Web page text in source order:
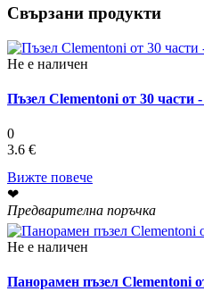
Свързани продукти
Не е наличен
Пъзел Clementoni от 30
0
3.6 €
Вижте повече
❤
Предварителна поръчка
Не е наличен
Панорамен пъзел Clementoni